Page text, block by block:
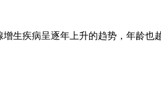
生疾病呈逐年上升的趋势，年龄